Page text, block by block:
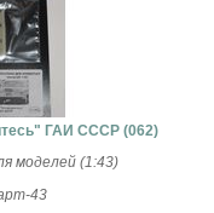
ГАИ СССР (062)
моделей (1:43)
43